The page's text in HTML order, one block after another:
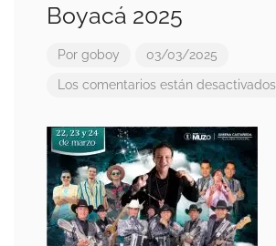
Boyacá 2025
Por goboy 03/03/2025
Los comentarios están desactivados